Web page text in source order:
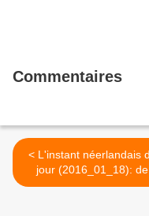
Commentaires
< L'instant néerlandais du
jour (2016_01_18): de
winter begint pas nu